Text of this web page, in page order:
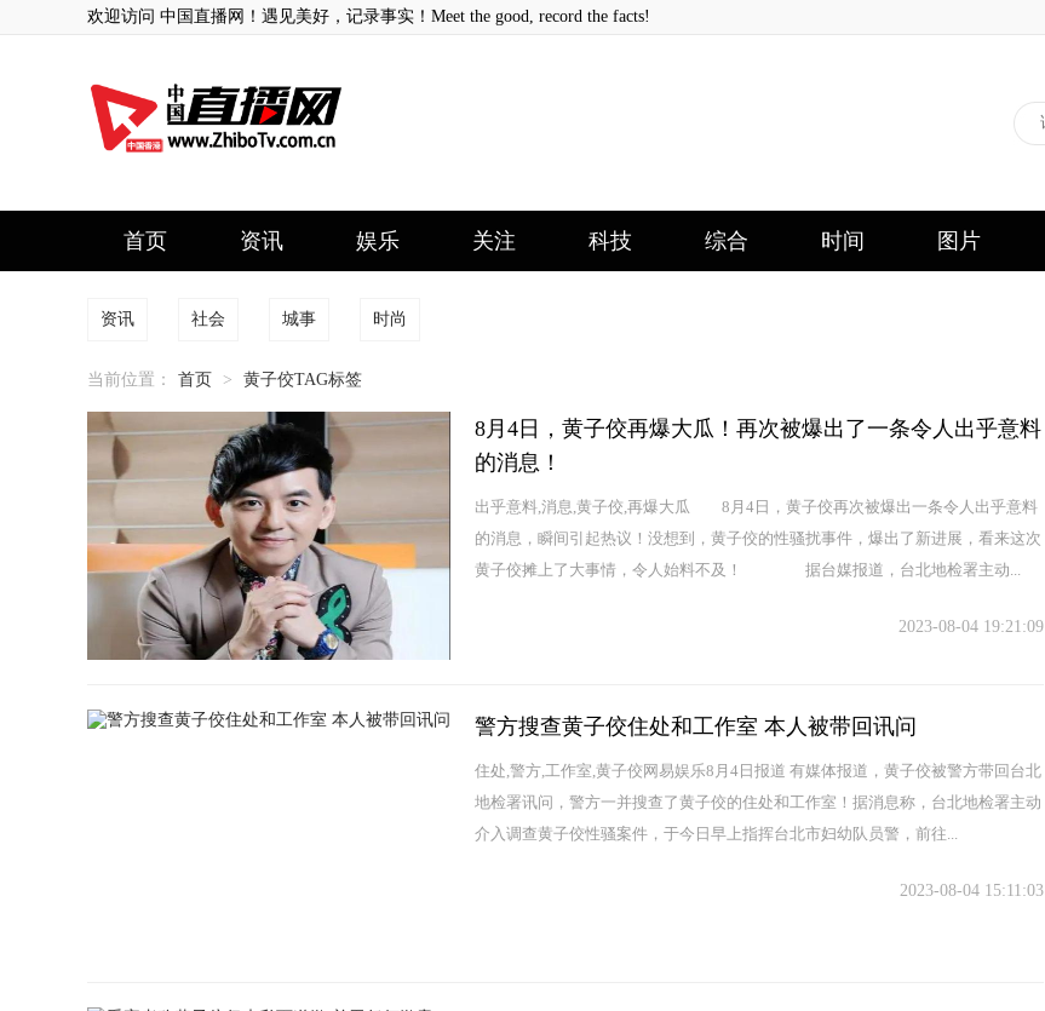
欢迎访问 中国直播网！遇见美好，记录事实！Meet the good, record the facts!
首页 资讯 娱乐 关注 科技 综合 时间 图片
资讯 社会 城事 时尚
当前位置： 首页 > 黄子佼TAG标签
8月4日，黄子佼再爆大瓜！再次被爆出了一条令人出乎意料
的消息！
出乎意料,消息,黄子佼,再爆大瓜 8月4日，黄子佼再次被爆出一条令人出乎意料
的消息，瞬间引起热议！没想到，黄子佼的性骚扰事件，爆出了新进展，看来这次
黄子佼摊上了大事情，令人始料不及！ 据台媒报道，台北地检署主动...
2023-08-04 19:21:09
警方搜查黄子佼住处和工作室 本人被带回讯问
住处,警方,工作室,黄子佼网易娱乐8月4日报道 有媒体报道，黄子佼被警方带回台北
地检署讯问，警方一并搜查了黄子佼的住处和工作室！据消息称，台北地检署主动
介入调查黄子佼性骚案件，于今日早上指挥台北市妇幼队员警，前往...
2023-08-04 15:11:03